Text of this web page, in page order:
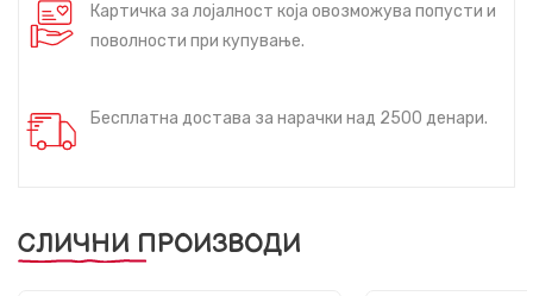
Картичка за лојалност која овозможува попусти и
поволности при купување.
Бесплатна достава за нарачки над 2500 денари.
СЛИЧНИ ПРОИЗВОДИ